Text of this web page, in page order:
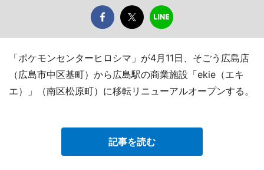
「ポケモンセンターヒロシマ」が4月11日、そごう広島店
（広島市中区基町）から広島駅の商業施設「ekie（エキ
エ）」（南区松原町）に移転リニューアルオープンする。
記事を読む